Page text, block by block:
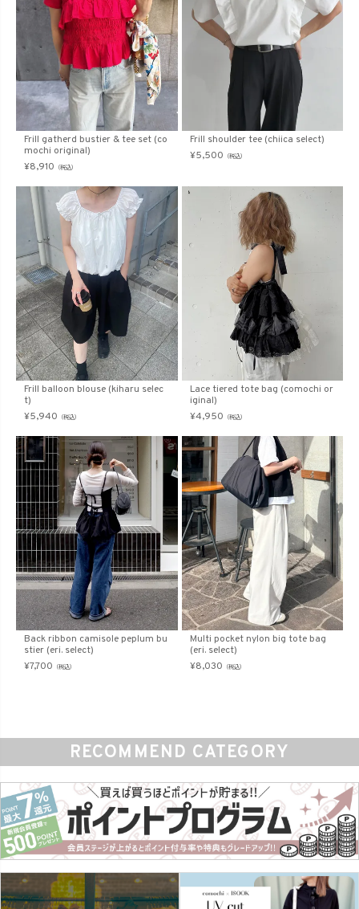
Frill gatherd bustier & tee set (co
mochi original)
¥8,910 （税込）
Frill shoulder tee (chiica select)
¥5,500 （税込）
Frill balloon blouse (kiharu selec
t)
¥5,940 （税込）
Lace tiered tote bag (comochi or
iginal)
¥4,950 （税込）
Back ribbon camisole peplum bu
stier (eri. select)
¥7,700 （税込）
Multi pocket nylon big tote bag
(eri. select)
¥8,030 （税込）
RECOMMEND CATEGORY